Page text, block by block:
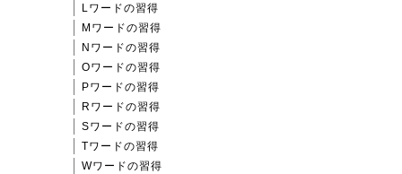
Lワードの習得
Mワードの習得
Nワードの習得
Oワードの習得
Pワードの習得
Rワードの習得
Sワードの習得
Tワードの習得
Wワードの習得